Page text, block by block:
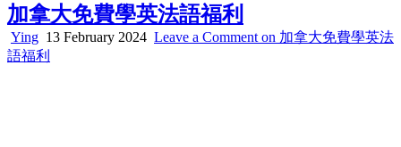
加拿大免費學英法語福利
Ying 13 February 2024 Leave a Comment on 加拿大免費學英法
語福利